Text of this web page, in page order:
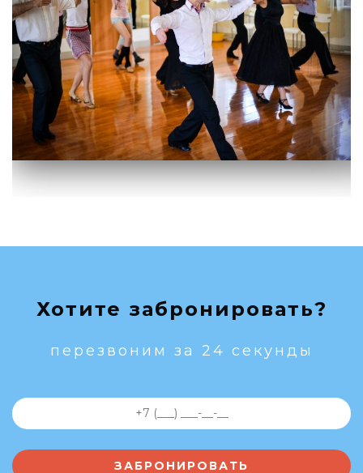
Хотите забронировать?
перезвоним за 24 секунды